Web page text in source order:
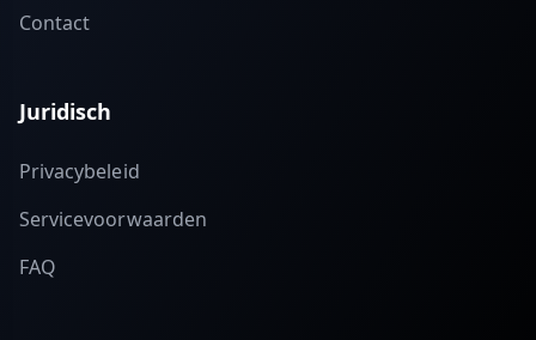
Contact
Juridisch
Privacybeleid
Servicevoorwaarden
FAQ